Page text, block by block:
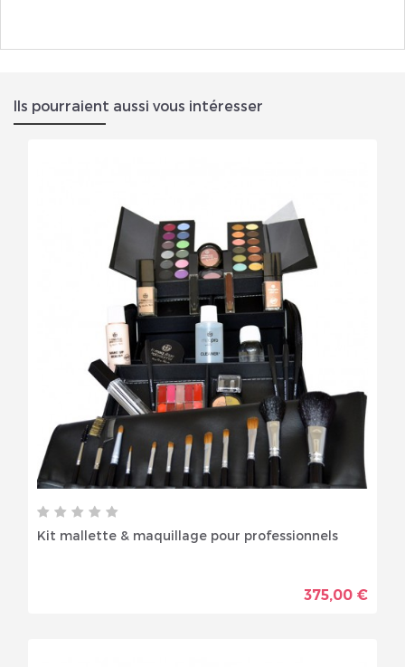
Ils pourraient aussi vous intéresser
Kit mallette & maquillage pour professionnels
375,00 €